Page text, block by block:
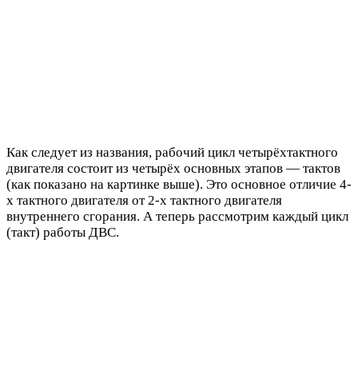
Как следует из названия, рабочий цикл четырёхтактного
двигателя состоит из четырёх основных этапов — тактов
(как показано на картинке выше). Это основное отличие 4-
х тактного двигателя от 2-х тактного двигателя
внутреннего сгорания. А теперь рассмотрим каждый цикл
(такт) работы ДВС.